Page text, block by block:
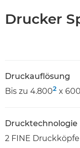
Drucker
Druckauflösung
Bis zu 4.8002 x
Drucktechnologie
2 FINE